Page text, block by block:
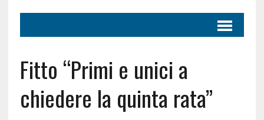
Fitto “Primi e unici a
chiedere la quinta rata”